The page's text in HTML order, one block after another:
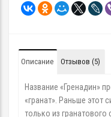
Описание Отзывов (5)
Название «Гренадин»
«гранат». Раньше этот
только из гранатового